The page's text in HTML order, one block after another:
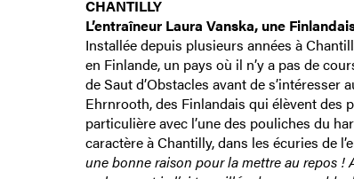
CHANTILLY
L’entraîneur Laura Vanska, une
Installée depuis plusieurs années à
en Finlande, un pays où il n’y a pas de
de Saut d’Obstacles avant de s’intéresser
Ehrnrooth, des Finlandais qui élèvent des
particulière avec l’une des pouliches du
caractère à Chantilly, dans les écuries de
une bonne raison pour la mettre au repos !